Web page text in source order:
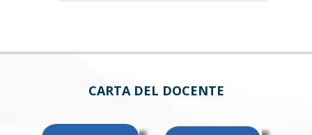
CARTA DEL DOCENTE